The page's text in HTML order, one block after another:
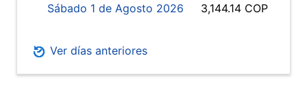
Sábado 1 de Agosto 2026 3,144.14 COP
Ver días anteriores